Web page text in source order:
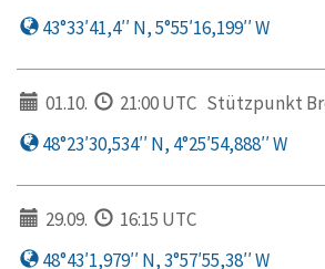
43°33′41,4′′ N, 5°55′16,199′′ W
01.10. 21:00 UTC Stützpunkt
48°23′30,534′′ N, 4°25′54,888′′ W
29.09.
16:15 UTC
48°43′1,979′′ N, 3°57′55,38′′ W